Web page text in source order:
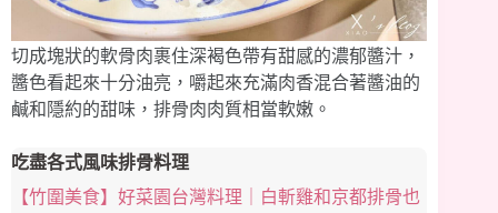
切成塊狀的軟骨肉裹住深褐色帶有甜感的濃郁醬汁，
醬色看起來十分油亮，嚼起來充滿肉香混合著醬油的
鹹和隱約的甜味，排骨肉肉質相當軟嫩。
吃盡各式風味排骨料理
【竹圍美食】好菜園台灣料理｜白斬雞和京都排骨也